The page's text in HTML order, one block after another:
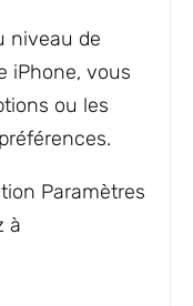
niveau de
iPhone, vous
ou les
Paramètres
à